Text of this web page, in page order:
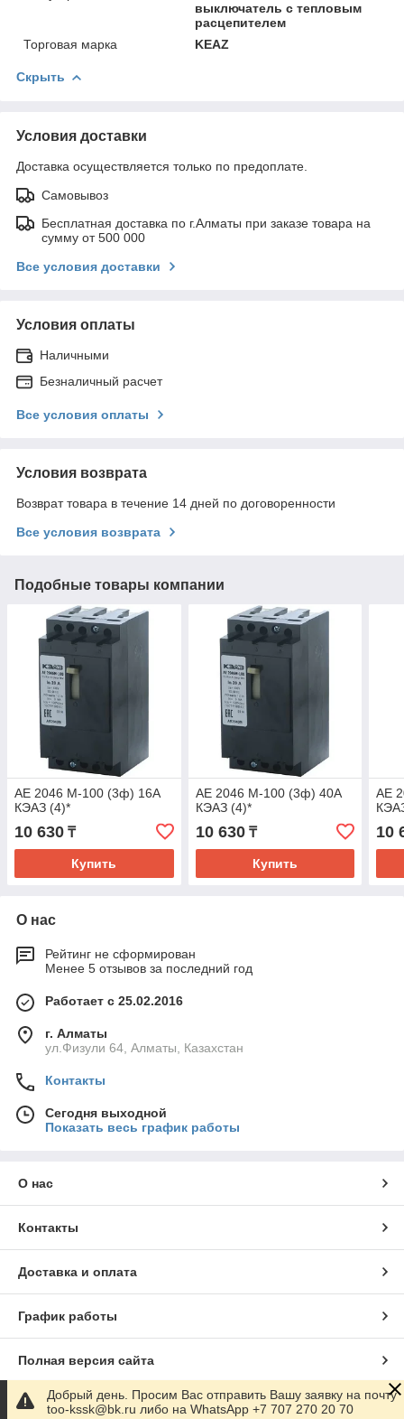
выключатель с тепловым
расцепителем
Торговая марка
KEAZ
Скрыть
Условия доставки
Доставка осуществляется только по предоплате.
Самовывоз
Бесплатная доставка по г.Алматы при заказе товара на
сумму от 500 000
Все условия доставки
Условия оплаты
Наличными
Безналичный расчет
Все условия оплаты
Условия возврата
Возврат товара в течение 14 дней по договоренности
Все условия возврата
Подобные товары компании
АЕ 2046 М-100 (3ф) 16А
КЭАЗ (4)*
10 630 ₸
Купить
АЕ 2046 М-100 (3ф) 40А
КЭАЗ (4)*
10 630₸
Купить
АЕ
10
О нас
Рейтинг не сформирован
Менее 5 отзывов за последний год
Работает с 25.02.2016
г. Алматы
ул.Физули 64, Алматы, Казахстан
Контакты
Сегодня выходной
Показать весь график работы
О нас
Контакты
Доставка и оплата
График работы
Полная версия сайта
Сайт создан на маркетплейсеSatu.kz
Добрый день. Просим Вас отправить Вашу заявку на почту
too-kssk@bk.ru либо на WhatsApp +7 707 270 20 70